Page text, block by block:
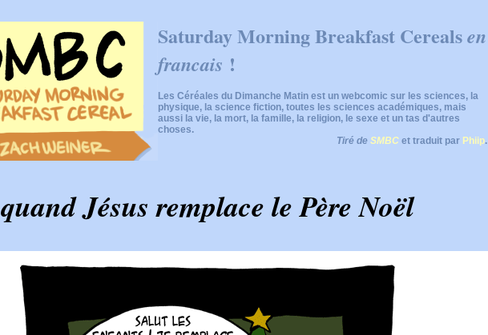
Saturday Morning Breakfast Cerealsen
francais !
Les Céréales du Dimanche Matin est un webcomic sur les sciences, la
physique, la science fiction, toutes les sciences académiques, mais
aussi la vie, la mort, la famille, la religion, le sexe et un tas d'autres
choses.
Tiré de SMBC et traduit par Phiip.
quand Jésus remplace le Père Noël